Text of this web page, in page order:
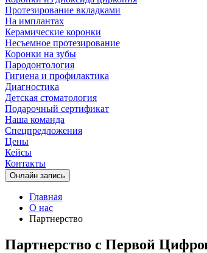
Протезирование вкладками
На имплантах
Керамические коронки
Несъемное протезирование
Коронки на зубы
Пародонтология
Гигиена и профилактика
Диагностика
Детская стоматология
Подарочный сертификат
Наша команда
Спецпредложения
Цены
Кейсы
Контакты
Oнлайн запись
Главная
О нас
Партнерство
Партнерство с Первой